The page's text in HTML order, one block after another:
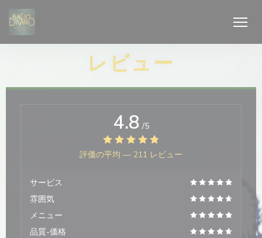
クッキー利用の管理について
レビュー
4.8 /5
評価の平均 — 211 レビュー
サービス
雰囲気
メニュー
品質-価格